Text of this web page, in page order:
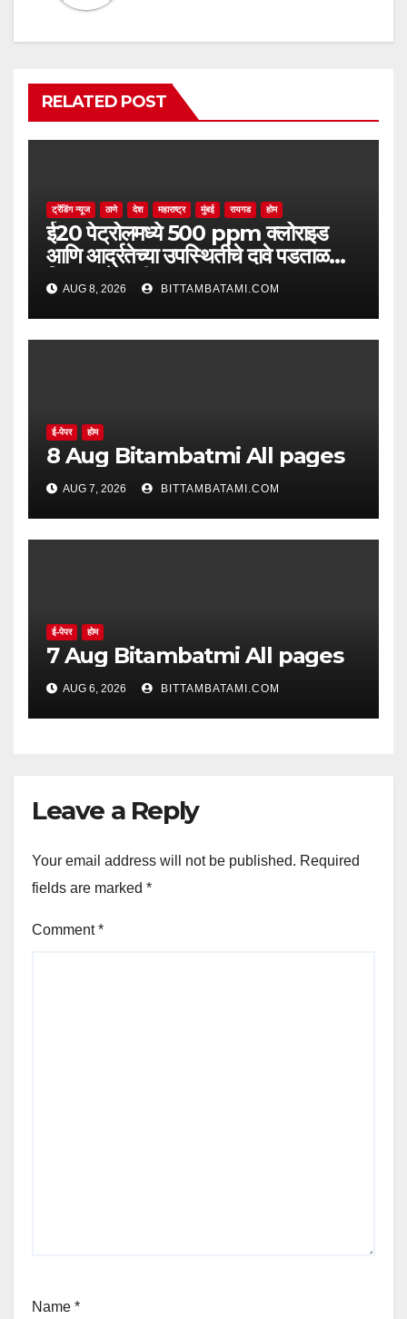
RELATED POST
ट्रेंडिंग न्यूज ठाणे देश महाराष्ट्र मुंबई रायगड होम
ई20 पेट्रोलमध्ये 500 ppm क्लोराइड
आणि आर्द्रतेच्या उपस्थितीचे दावे पडताळणीत
सिद्ध झाले नाहीत
AUG 8, 2026 BITTAMBATAMI.COM
ई-पेपर होम
8 Aug Bitambatmi All pages
AUG 7, 2026 BITTAMBATAMI.COM
ई-पेपर होम
7 Aug Bitambatmi All pages
AUG 6, 2026 BITTAMBATAMI.COM
Leave a Reply
Your email address will not be published. Required
fields are marked *
Comment*
Name *